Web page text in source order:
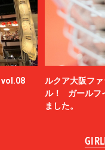
vol.08
ルクア大阪フ
ル！ ガールフ
ました。